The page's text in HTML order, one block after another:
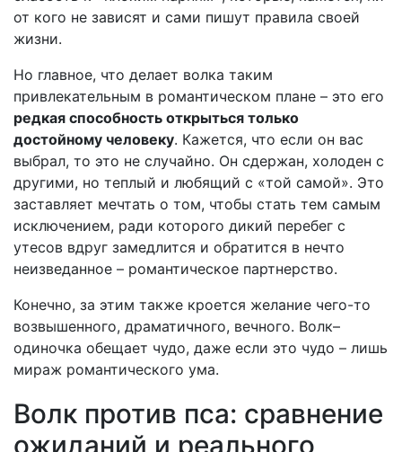
от кого не зависят и сами пишут правила своей
жизни.
Но главное, что делает волка таким
привлекательным в романтическом плане – это его
редкая способность открыться только
достойному человеку. Кажется, что если он вас
выбрал, то это не случайно. Он сдержан, холоден с
другими, но теплый и любящий с «той самой». Это
заставляет мечтать о том, чтобы стать тем самым
исключением, ради которого дикий перебег с
утесов вдруг замедлится и обратится в нечто
неизведанное – романтическое партнерство.
Конечно, за этим также кроется желание чего-то
возвышенного, драматичного, вечного. Волк–
одиночка обещает чудо, даже если это чудо – лишь
мираж романтического ума.
Волк против пса: сравнение
ожиданий и реального